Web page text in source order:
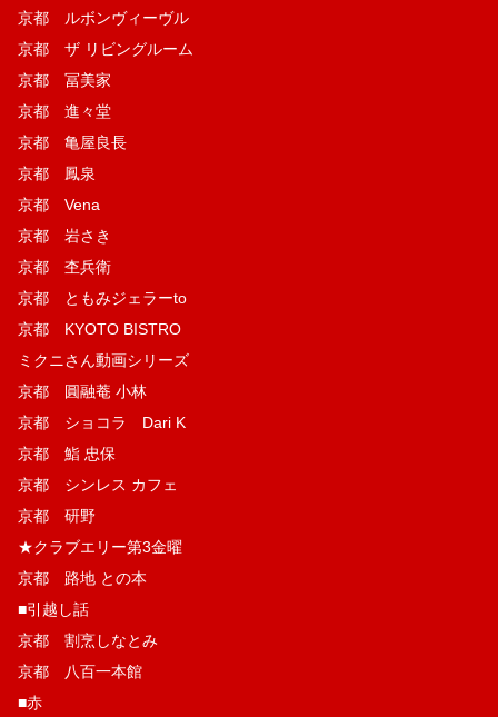
京都 ルボンヴィーヴル
京都 ザ リビングルーム
京都 冨美家
京都 進々堂
京都 亀屋良長
京都 鳳泉
京都 Vena
京都 岩さき
京都 杢兵衛
京都 ともみジェラーto
京都 KYOTO BISTRO
ミクニさん動画シリーズ
京都 圓融菴 小林
京都 ショコラ Dari K
京都 鮨 忠保
京都 シンレス カフェ
京都 研野
★クラブエリー第3金曜
京都 路地 との本
■引越し話
京都 割烹しなとみ
京都 八百一本館
■赤